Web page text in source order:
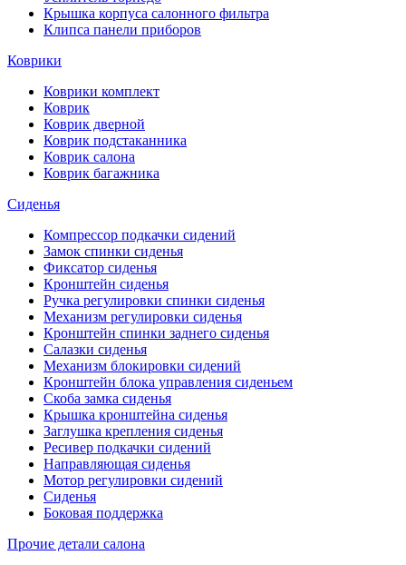
Крышка корпуса салонного фильтра
Клипса панели приборов
Коврики
Коврики комплект
Коврик
Коврик дверной
Коврик подстаканника
Коврик салона
Коврик багажника
Сиденья
Компрессор подкачки сидений
Замок спинки сиденья
Фиксатор сиденья
Кронштейн сиденья
Ручка регулировки спинки сиденья
Механизм регулировки сиденья
Кронштейн спинки заднего сиденья
Салазки сиденья
Механизм блокировки сидений
Кронштейн блока управления сиденьем
Скоба замка сиденья
Крышка кронштейна сиденья
Заглушка крепления сиденья
Ресивер подкачки сидений
Направляющая сиденья
Мотор регулировки сидений
Сиденья
Боковая поддержка
Прочие детали салона